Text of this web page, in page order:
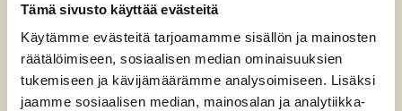
Tämä sivusto käyttää evästeitä
Käytämme evästeitä tarjoamamme sisällön ja mainosten
räätälöimiseen, sosiaalisen median ominaisuuksien
tukemiseen ja kävijämäärämme analysoimiseen. Lisäksi
jaamme sosiaalisen median, mainosalan ja analytiikka-
Edit or delete it, then start writing!